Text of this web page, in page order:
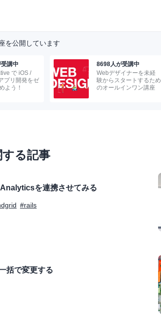
を公開しています
講中
で iOS /
プリ開発をゼ
よう！
8698人が受講中
Webデザイナーを未経
験からスタートするため
のオールインワン講座
る記事
を連携させてみる
#rails
括で変更する